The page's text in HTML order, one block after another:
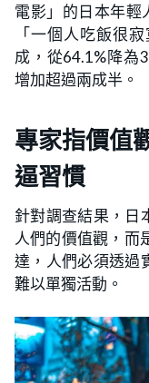
電影」的日本年輕
「一個人吃飯很
成，從64.1%降為
增加超過兩成半。
專家指價值
逼習慣
針對調查結果，日
人們的價值觀，而
達，人們必須透過
難以單獨活動。